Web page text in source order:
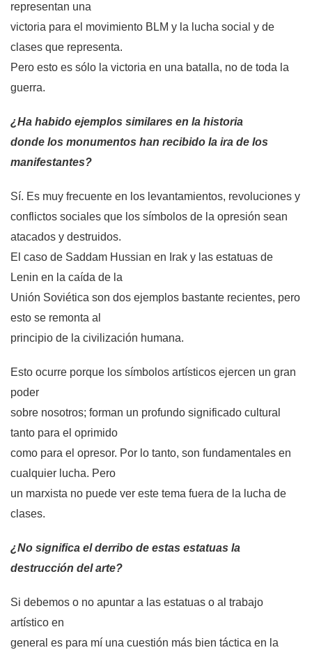
representan una
victoria para el movimiento BLM y la lucha social y de
clases que representa.
Pero esto es sólo la victoria en una batalla, no de toda la
guerra.
¿Ha habido ejemplos similares en la historia
donde los monumentos han recibido la ira de los
manifestantes?
Sí. Es muy frecuente en los levantamientos, revoluciones y
conflictos sociales que los símbolos de la opresión sean
atacados y destruidos.
El caso de Saddam Hussian en Irak y las estatuas de
Lenin en la caída de la
Unión Soviética son dos ejemplos bastante recientes, pero
esto se remonta al
principio de la civilización humana.
Esto ocurre porque los símbolos artísticos ejercen un gran
poder
sobre nosotros; forman un profundo significado cultural
tanto para el oprimido
como para el opresor. Por lo tanto, son fundamentales en
cualquier lucha. Pero
un marxista no puede ver este tema fuera de la lucha de
clases.
¿No significa el derribo de estas estatuas la
destrucción del arte?
Si debemos o no apuntar a las estatuas o al trabajo
artístico en
general es para mí una cuestión más bien táctica en la